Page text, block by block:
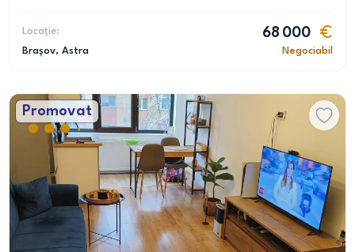
Locație:
Brașov, Astra
68 000
Negociabil
Promovat